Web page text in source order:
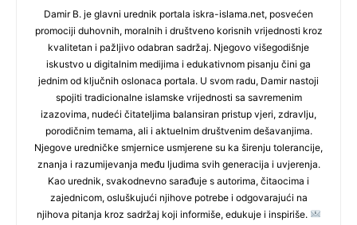
Damir B. je glavni urednik portala iskra-islama.net, posvećen
promociji duhovnih, moralnih i društveno korisnih vrijednosti kroz
kvalitetan i pažljivo odabran sadržaj. Njegovo višegodišnje
iskustvo u digitalnim medijima i edukativnom pisanju čini ga
jednim od ključnih oslonaca portala. U svom radu, Damir nastoji
spojiti tradicionalne islamske vrijednosti sa savremenim
izazovima, nudeći čitateljima balansiran pristup vjeri, zdravlju,
porodičnim temama, ali i aktuelnim društvenim dešavanjima.
Njegove uredničke smjernice usmjerene su ka širenju tolerancije,
znanja i razumijevanja među ljudima svih generacija i uvjerenja.
Kao urednik, svakodnevno sarađuje s autorima, čitaocima i
zajednicom, osluškujući njihove potrebe i odgovarajući na
njihova pitanja kroz sadržaj koji informiše, edukuje i inspiriše.